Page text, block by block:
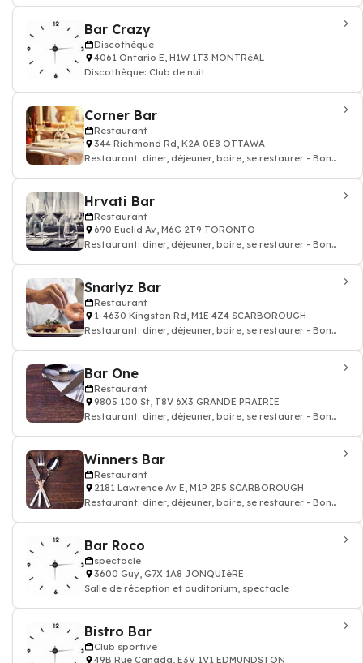
Bar Crazy
Discothèque
4061 Ontario E, H1W 1T3 MONTRéAL
Discothèque: Club de nuit
Corner Bar
Restaurant
344 Richmond Rd, K2A 0E8 OTTAWA
Restaurant: diner, déjeuner, boire, se restaurer - Bon
Hrvati Bar
Restaurant
690 Euclid Av, M6G 2T9 TORONTO
Restaurant: diner, déjeuner, boire, se restaurer - Bon
Snarlyz Bar
Restaurant
1-4630 Kingston Rd, M1E 4Z4 SCARBOROUGH
Restaurant: diner, déjeuner, boire, se restaurer - Bon
Bar One
Restaurant
9805 100 St, T8V 6X3 GRANDE PRAIRIE
Restaurant: diner, déjeuner, boire, se restaurer - Bon
Winners Bar
Restaurant
2181 Lawrence Av E, M1P 2P5 SCARBOROUGH
Restaurant: diner, déjeuner, boire, se restaurer - Bon
Bar Roco
spectacle
3600 Guy, G7X 1A8 JONQUIèRE
Salle de réception et auditorium, spectacle
Bistro Bar
Club sportive
49B Rue Canada, E3V 1V1 EDMUNDSTON